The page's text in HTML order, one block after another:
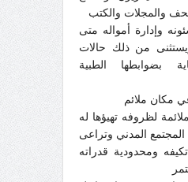
والمجلات والكتب
وإدارة أمواله متى
من ذلك حالات
بضوابطها الطبية
مكان ملائم
لظروفه تهيؤها له
المدني وتراعى
ومحدودية قدراته